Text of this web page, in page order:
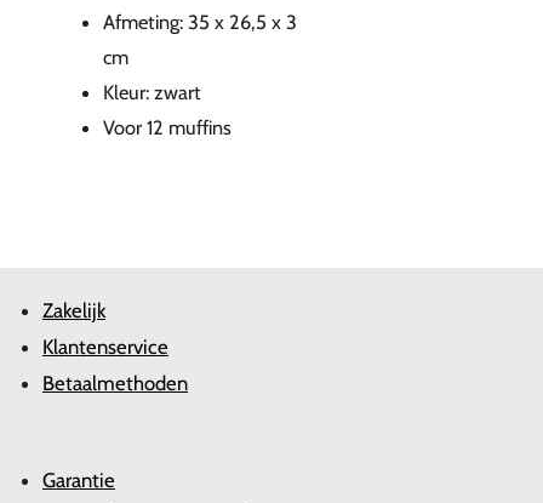
Afmeting: 35 x 26,5 x 3
cm
Kleur: zwart
Voor 12 muffins
Zakelijk
Klantenservice
Betaalmethoden
Garantie